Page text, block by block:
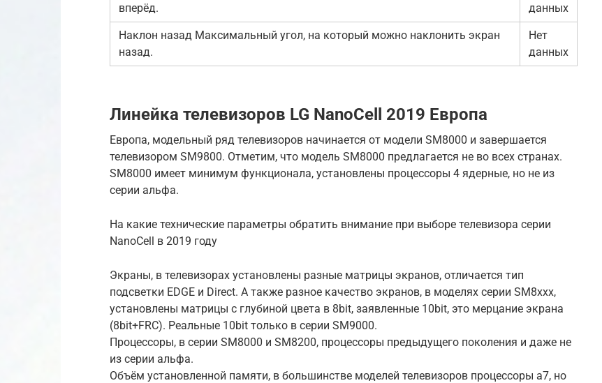
вперёд.
данных
Наклон назад Максимальный угол, на который можно наклонить экран
назад.
Нет
данных
Линейка телевизоров LG NanoCell 2019 Европа
Европа, модельный ряд телевизоров начинается от модели SM8000 и завершается
телевизором SM9800. Отметим, что модель SM8000 предлагается не во всех странах.
SM8000 имеет минимум функционала, установлены процессоры 4 ядерные, но не из
серии альфа.
На какие технические параметры обратить внимание при выборе телевизора серии
NanoCell в 2019 году
Экраны, в телевизорах установлены разные матрицы экранов, отличается тип
подсветки EDGE и Direct. А также разное качество экранов, в моделях серии SM8xxx,
установлены матрицы с глубиной цвета в 8bit, заявленные 10bit, это мерцание экрана
(8bit+FRC). Реальные 10bit только в серии SM9000.
Процессоры, в серии SM8000 и SM8200, процессоры предыдущего поколения и даже не
из серии альфа.
Объём установленной памяти, в большинстве моделей телевизоров процессоры a7, но